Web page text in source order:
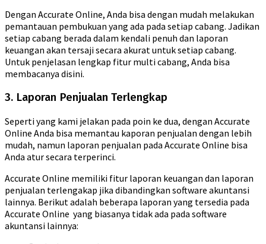
Dengan Accurate Online, Anda bisa dengan mudah melakukan
pemantauan pembukuan yang ada pada setiap cabang. Jadikan
setiap cabang berada dalam kendali penuh dan laporan
keuangan akan tersaji secara akurat untuk setiap cabang.
Untuk penjelasan lengkap fitur multi cabang, Anda bisa
membacanya disini.
3. Laporan Penjualan Terlengkap
Seperti yang kami jelakan pada poin ke dua, dengan Accurate
Online Anda bisa memantau kaporan penjualan dengan lebih
mudah, namun laporan penjualan pada Accurate Online bisa
Anda atur secara terperinci.
Accurate Online memiliki fitur laporan keuangan dan laporan
penjualan terlengakap jika dibandingkan software akuntansi
lainnya. Berikut adalah beberapa laporan yang tersedia pada
Accurate Online yang biasanya tidak ada pada software
akuntansi lainnya: